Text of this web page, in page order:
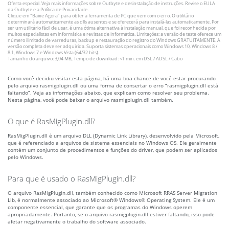
Oferta especial. Veja mais informações sobreOutbytee desinstalaçãode instruções. Revise o EULA
da Outbyte e a Política de Privacidade.
Clique em"Baixe Agora" para obter a ferramenta de PC que vem com o erro. O utilitário
determinará automaticamente as dlls ausentes e se oferecerá para instalá-las automaticamente. Por
ser um utilitário fácil de usar, é uma ótima alternativa à instalação manual, que foi reconhecida por
muitos especialistas em informática e revistas de informática. Limitações: a versão de teste oferece um
número ilimitado de varreduras, backup e restauração do registro do Windows GRATUITAMENTE. A
versão completa deve ser adquirida. Suporta sistemas operacionais como Windows 10, Windows 8 /
8.1, Windows 7 e Windows Vista (64/32 bits).
Tamanho do arquivo: 3,04 MB, Tempo de download: <1 min. em DSL / ADSL / Cabo
Como você decidiu visitar esta página, há uma boa chance de você estar procurando
pelo arquivo rasmigplugin.dll ou uma forma de consertar o erro “rasmigplugin.dll está
faltando”. Veja as informações abaixo, que explicam como resolver seu problema.
Nesta página, você pode baixar o arquivo rasmigplugin.dll também.
O que é RasMigPlugin.dll?
RasMigPlugin.dll é um arquivo DLL (Dynamic Link Library), desenvolvido pela Microsoft,
que é referenciado a arquivos de sistema essenciais no Windows OS. Ele geralmente
contém um conjunto de procedimentos e funções do driver, que podem ser aplicados
pelo Windows.
Para que é usado o RasMigPlugin.dll?
O arquivo RasMigPlugin.dll, também conhecido como Microsoft RRAS Server Migration
Lib, é normalmente associado ao Microsoft® Windows® Operating System. Ele é um
componente essencial, que garante que os programas do Windows operem
apropriadamente. Portanto, se o arquivo rasmigplugin.dll estiver faltando, isso pode
afetar negativamente o trabalho do software associado.